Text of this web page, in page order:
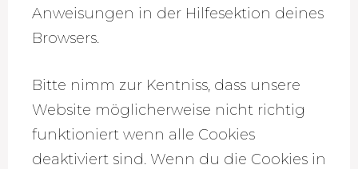
Anweisungen in der Hilfesektion deines
Browsers.
Bitte nimm zur Kentniss, dass unsere
Website möglicherweise nicht richtig
funktioniert wenn alle Cookies
deaktiviert sind. Wenn du die Cookies in